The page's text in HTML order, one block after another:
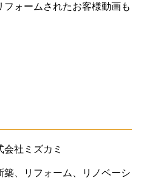
ォームされたお客様動画も
社ミズカミ
、リフォーム、リノベーシ